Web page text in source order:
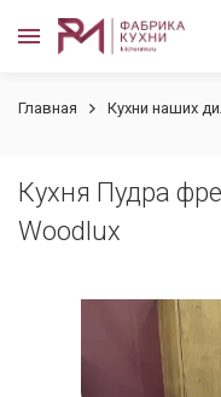
Главная Кухни наших
Кухня Пудра
Woodlux